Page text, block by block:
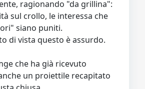
ragionando "da grillina":
sul crollo, le interessa che
siano puniti.
di vista questo è assurdo.
che ha già ricevuto
un proiettile recapitato